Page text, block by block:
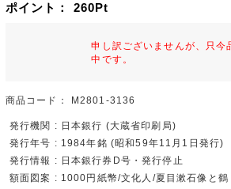
ポイント： 260Pt
申し訳ございませんが、只今
中です。
商品コード： M2801-3136
発行機関 : 日本銀行 (大蔵省印刷局)
発行年号 : 1984年銘 (昭和59年11月1日発行)
発行情報 : 日本銀行券D号・発行停止
額面図案 : 1000円紙幣/文化人/夏目漱石像と鶴